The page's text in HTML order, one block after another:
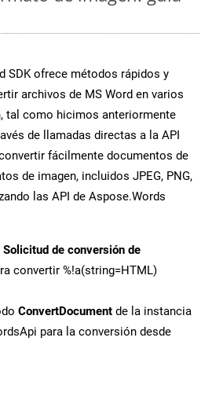
SDK ofrece métodos rápidos y
archivos de MS Word en varios
tal como hicimos anteriormente
de llamadas directas a la API
convertir fácilmente documentos de
de imagen, incluidos JPEG, PNG,
las API de Aspose.Words
Solicitud de conversión de
convertir %!a(string=HTML)
ConvertDocument de la instancia
para la conversión desde